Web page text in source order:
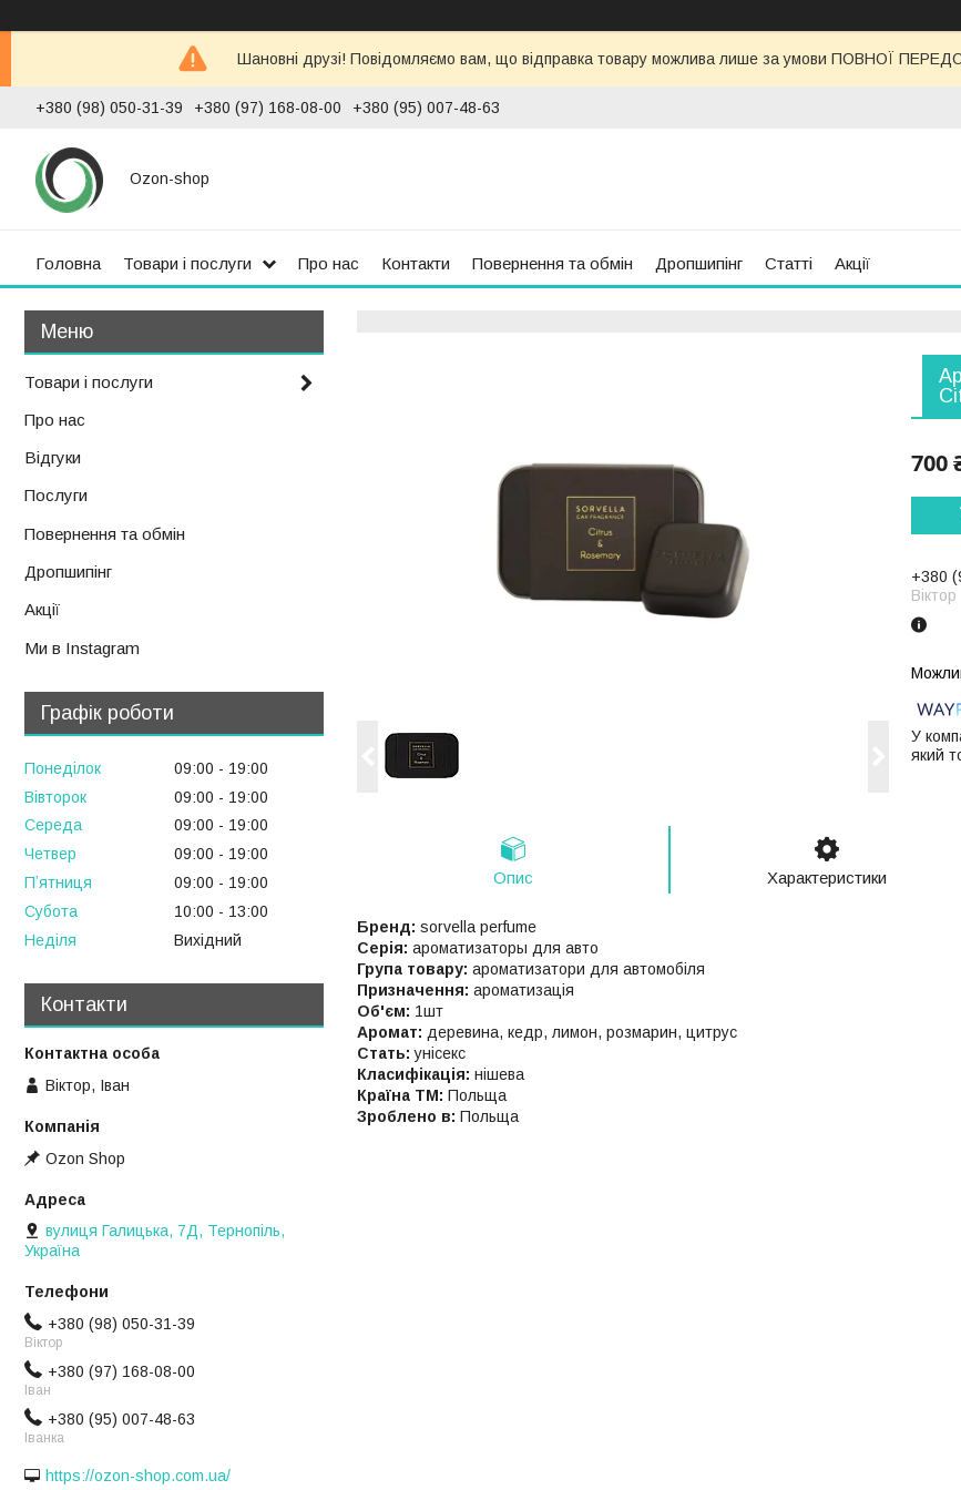
Шановні друзі! Повідомляємо вам, що відправка товару можлива лише за умови ПОВНОЇ
+380 (98) 050-31-39 +380 (97) 168-08-00 +380 (95) 007-48-63
Ozon-shop
Головна Товари і послуги Про нас Контакти Повернення та обмін Дропшипінг Статті Акції
700
+380
Віктор
У
який
Опис Характеристики
Бренд: sorvella perfume
Серія: ароматизаторы для авто
Група товару: ароматизатори для автомобіля
Призначення: ароматизація
Об'єм: 1шт
Аромат: деревина, кедр, лимон, розмарин, цитрус
Стать: унісекс
Класифікація: нішева
Країна ТМ: Польща
Зроблено в: Польща
Товари і послуги
Про нас
Відгуки
Послуги
Повернення та обмін
Дропшипінг
Акції
Ми в Instagram
Графік роботи
Понеділок 09:00
19:00
Вівторок
09:00
19:00
Середа
09:00
19:00
Четвер
09:00
19:00
Пʼятниця
09:00
19:00
Субота
10:00
13:00
Неділя
Вихідний
Контакти
Віктор, Іван
Ozon Shop
вулиця Галицька, 7Д, Тернопіль,
Україна
+380 (98) 050-31-39
Віктор
+380 (97) 168-08-00
Іван
+380 (95) 007-48-63
Іванка
https://ozon-shop.com.ua/